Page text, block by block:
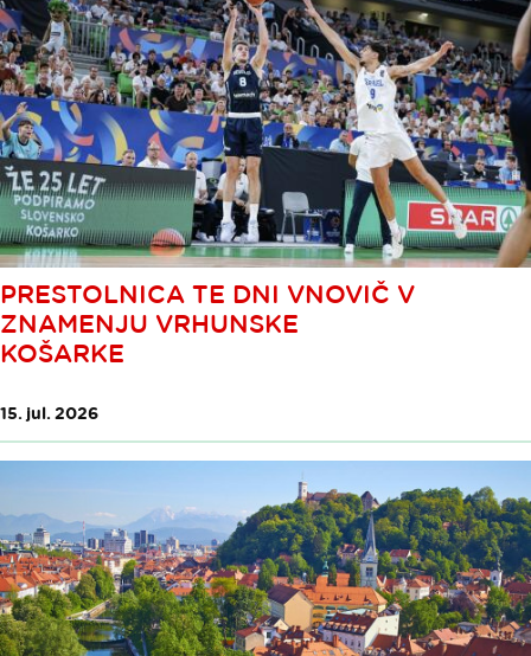
PRESTOLNICA TE DNI VNOVIČ V
ZNAMENJU VRHUNSKE
KOŠARKE
15. jul. 2026